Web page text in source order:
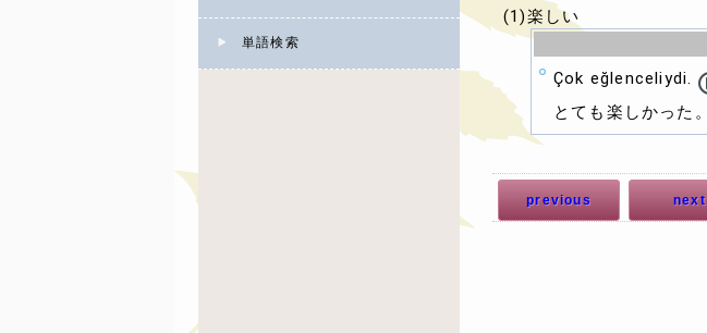
単語検索
(1)楽しい
Çok eğlenceliydi.
とても楽しかった。
previous next